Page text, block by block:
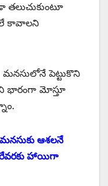
తలుచుకుంటూ
కావాలని
మనసులోనే పెట్టుకొని
భారంగా మోస్తూ
ఆశలనే
హాయిగా